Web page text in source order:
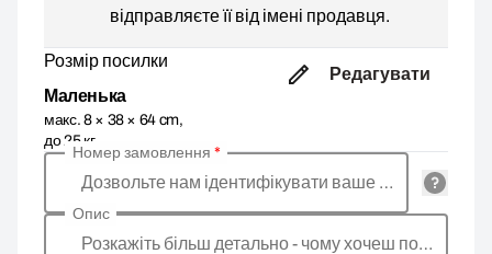
відправляєте її від імені продавця.
Розмір посилки
Маленька
макс. 8 × 38 × 64 cm,
до 25 кг
Редагувати
Дозвольте нам ідентифікувати ваше замовлення
Номер замовлення *
Розкажіть більш детально - чому хочеш повернути товар, яка причина?
Опис